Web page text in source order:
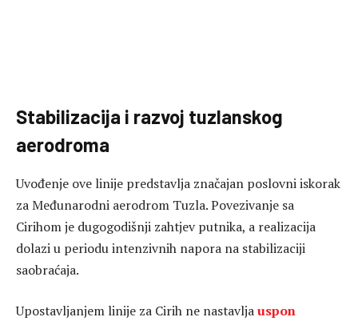
Stabilizacija i razvoj tuzlanskog
aerodroma
Uvođenje ove linije predstavlja značajan poslovni iskorak
za Međunarodni aerodrom Tuzla. Povezivanje sa
Cirihom je dugogodišnji zahtjev putnika, a realizacija
dolazi u periodu intenzivnih napora na stabilizaciji
saobraćaja.
Upostavljanjem linije za Cirih ne nastavljauspon